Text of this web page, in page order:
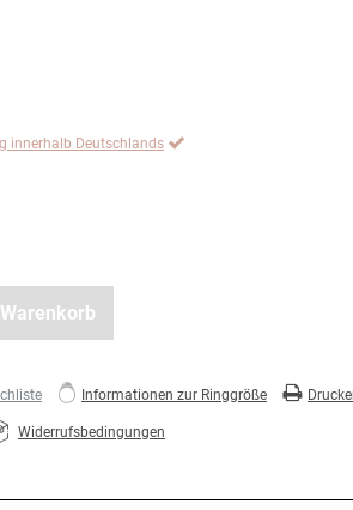
innerhalb Deutschlands
Informationen zur Ringgröße
Widerrufsbedingungen